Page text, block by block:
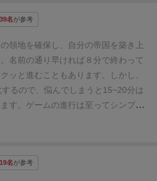
の簡単なゲームの流れとルール解説
ださい！
けで、それ以降全く増えない！
だ！ このアイディアはすごい！ あの
、あっちの行動は相手に渡したくな
欲しいけど、あの資源は相手に渡した
ドを買いたいけど残金が少ない。 い
悩まされる良いゲームです。
難点
イができる多人数ゲームでありなが
さい」と感じてしまうことでしょう
小さく、５人でプレイすると、大き
名が参考
領地を確保し、自分の帝国を築き上
名前の通り早ければ８分で終わって
ッと進むこともあります。
しかし、
るので、悩んでしまうと15~20分は
す。 ゲームの進行は至ってシンプル
が、ギュギュっと凝縮してシンプル
名が参考